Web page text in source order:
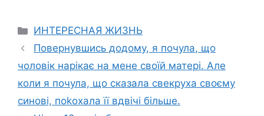
Categories
ИНТЕРЕСНАЯ ЖИЗНЬ
Повернувшись додому, я почула, що
чоловік нарікає на мене своїй матері. Але
коли я почула, що сказала свекруха своєму
синові, поkохала її вдвічі більше.